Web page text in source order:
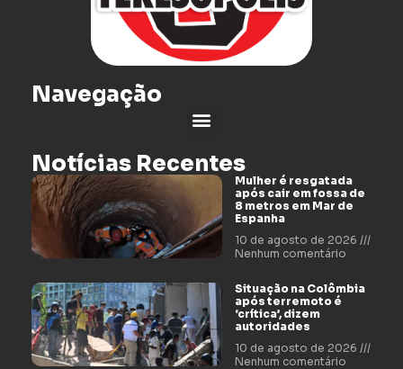
Navegação
Notícias Recentes
Mulher é resgatada
após cair em fossa de
8 metros em Mar de
Espanha
10 de agosto de 2026
Nenhum comentário
Situação na Colômbia
após terremoto é
‘crítica’, dizem
autoridades
10 de agosto de 2026
Nenhum comentário